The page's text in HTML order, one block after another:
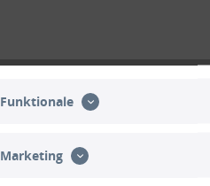
Funktionale
Marketing